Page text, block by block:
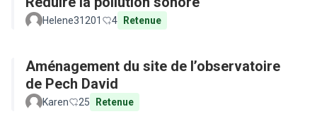
Helene31201 4 Retenue
Aménagement du site de l’observatoire
de Pech David
Karen 25 Retenue